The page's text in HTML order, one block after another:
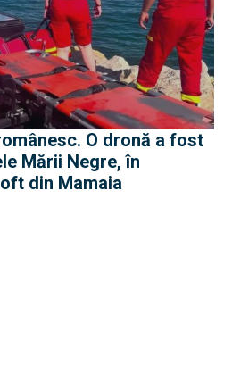
O dronă a fost
Mării Negre, în
din Mamaia